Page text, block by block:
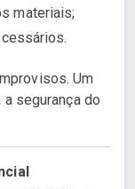
materiais;
Um
segurança do